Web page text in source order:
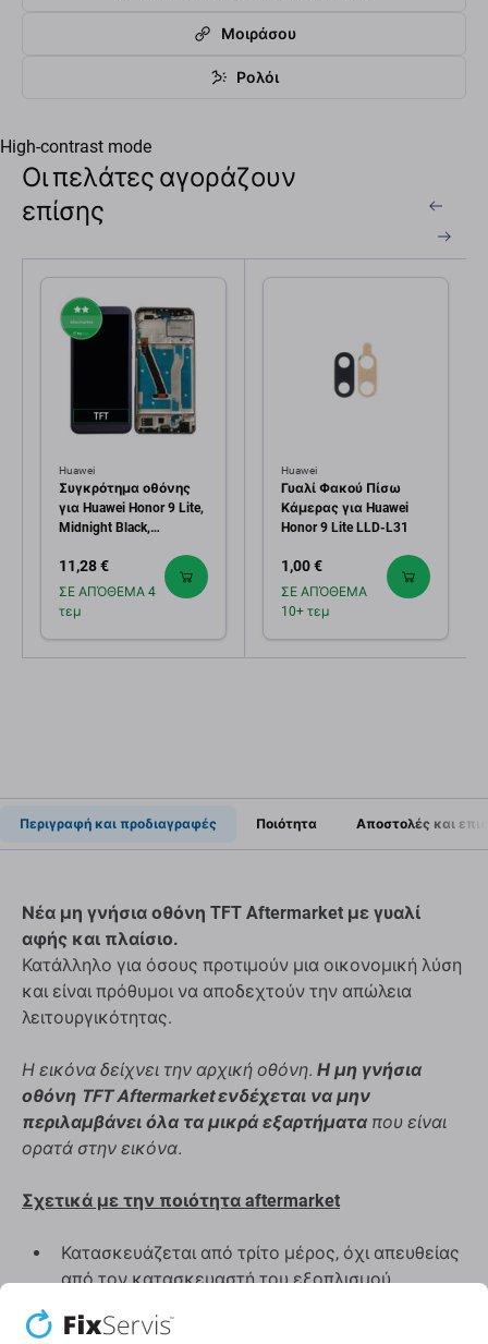
Μοιράσου
Ρολόι
High-contrast mode
Οι πελάτες αγοράζουν
επίσης
Huawei
Συγκρότημα οθόνης
για Huawei Honor 9 Lite,
Midnight Black,
11,28 €
ΣΕ ΑΠΌΘΕΜΑ 4
τεμ
Huawei
Γυαλί Φακού Πίσω
Κάμερας για Huawei
Honor 9 Lite LLD-L31
1,00 €
ΣΕ ΑΠΌΘΕΜΑ
10+ τεμ
Περιγραφή και προδιαγραφές Ποιότητα Αποστολές και
Νέα μη γνήσια οθόνη TFT Aftermarket με γυαλί
αφής και πλαίσιο.
Κατάλληλο για όσους προτιμούν μια οικονομική λύση
και είναι πρόθυμοι να αποδεχτούν την απώλεια
λειτουργικότητας.
Η εικόνα δείχνει την αρχική οθόνη. Η μη γνήσια
οθόνη TFT Aftermarket ενδέχεται να μην
περιλαμβάνει όλα τα μικρά εξαρτήματα που είναι
ορατά στην εικόνα.
Σχετικά με την ποιότητα aftermarket
Κατασκευάζεται από τρίτο μέρος, όχι απευθείας
από τον κατασκευαστή του εξοπλισμού.
Έχει παραλλαγές στη λειτουργικότητα, την
ποιότητα ή την εμφάνιση.